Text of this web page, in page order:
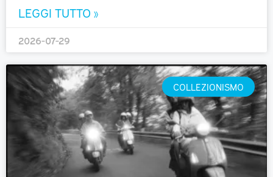
LEGGI TUTTO »
2026-07-29
COLLEZIONISMO